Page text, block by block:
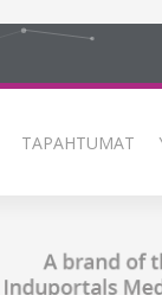
TAPAHTUMAT